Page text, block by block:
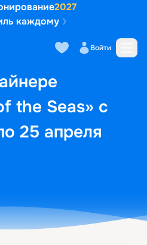
2027
каждому
Войти
the Seas» с
25 апреля
кают Маршрут и